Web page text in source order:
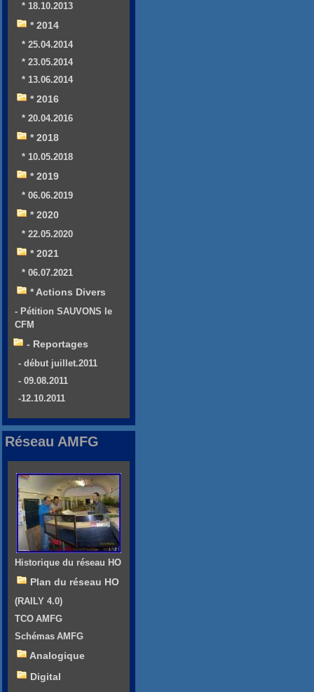
* 18.10.2013
* 2014
* 25.04.2014
* 23.05.2014
* 13.06.2014
* 2016
* 20.04.2016
* 2018
* 10.05.2018
* 2019
* 06.06.2019
* 2020
* 22.05.2020
* 2021
* 06.07.2021
* Actions Divers
- Pétition SAUVONS le
CFM
- Reportages
- début juillet.2011
- 09.08.2011
-12.10.2011
Réseau AMFG
Historique du réseau HO
Plan du réseau HO
(RAILY 4.0)
TCO AMFG
Schémas AMFG
Analogique
Digital